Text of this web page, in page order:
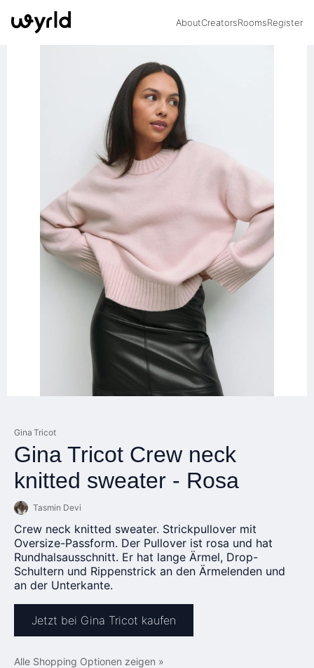
AboutCreatorsRoomsRegister
Gina Tricot
Gina Tricot Crew neck
knitted sweater - Rosa
Tasmin Devi
Crew neck knitted sweater. Strickpullover mit
Oversize-Passform. Der Pullover ist rosa und hat
Rundhalsausschnitt. Er hat lange Ärmel, Drop-
Schultern und Rippenstrick an den Ärmelenden und
an der Unterkante.
Jetzt bei Gina Tricot kaufen
Alle Shopping Optionen zeigen »